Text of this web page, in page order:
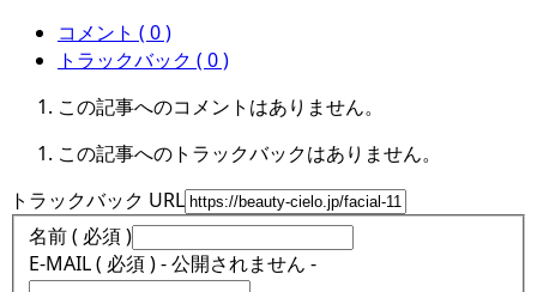
コメント ( 0 )
トラックバック ( 0 )
この記事へのコメントはありません。
この記事へのトラックバックはありません。
トラックバック URL
名前 ( 必須 )
E-MAIL ( 必須 ) - 公開されません -